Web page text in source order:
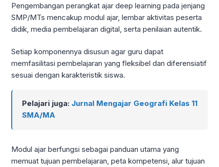
Pengembangan perangkat ajar deep learning pada jenjang
SMP/MTs mencakup modul ajar, lembar aktivitas peserta
didik, media pembelajaran digital, serta penilaian autentik.
Setiap komponennya disusun agar guru dapat
memfasilitasi pembelajaran yang fleksibel dan diferensiatif
sesuai dengan karakteristik siswa.
Pelajari juga: Jurnal Mengajar Geografi Kelas 11
SMA/MA
Modul ajar berfungsi sebagai panduan utama yang
memuat tujuan pembelajaran, peta kompetensi, alur tujuan